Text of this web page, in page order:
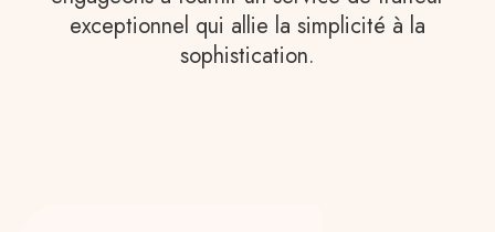
exceptionnel qui allie la simplicité à la
sophistication.